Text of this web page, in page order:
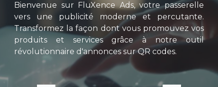
Bienvenue sur FluXence Ads, votre passerelle
vers une publicité moderne et percutante.
Transformez la façon dont vous promouvez vos
produits et services grâce à notre outil
révolutionnaire d'annonces sur QR codes.